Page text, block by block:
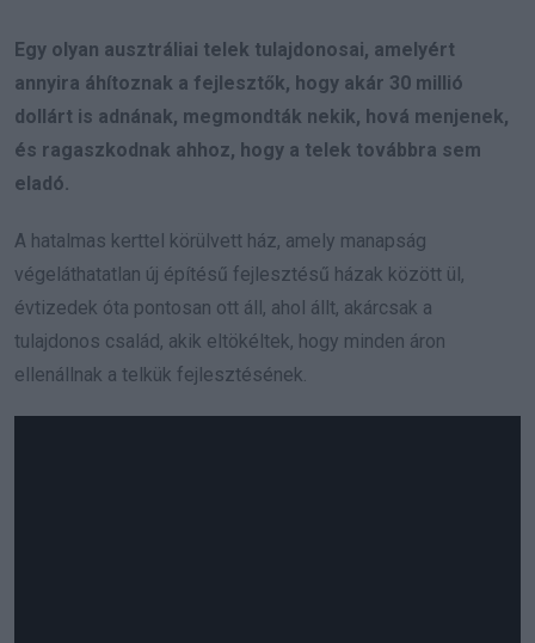
Egy olyan ausztráliai telek tulajdonosai, amelyért
annyira áhítoznak a fejlesztők, hogy akár 30 millió
dollárt is adnának, megmondták nekik, hová menjenek,
és ragaszkodnak ahhoz, hogy a telek továbbra sem
eladó.
A hatalmas kerttel körülvett ház, amely manapság
végeláthatatlan új építésű fejlesztésű házak között ül,
évtizedek óta pontosan ott áll, ahol állt, akárcsak a
tulajdonos család, akik eltökéltek, hogy minden áron
ellenállnak a telkük fejlesztésének.